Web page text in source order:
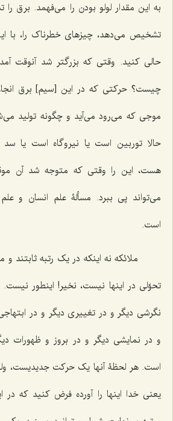
به این مقدار لولو بودن را می‌فهمد. برق
تشخیص می‌دهد، چیزهای خطرناک را، با
حالی کنید. وقتی که بزرگتر شد آنوقت
چیست؟ حرکتی که در این [سیم] برق
موجی که می‌رود می‌آید و چگونه تولید
حالا توربین است یا نیروگاه است
هست، این را وقتی که متوجه شد آن
می‌تواند پی ببرد. مسألۀ علم انسان و
است.
ملائکه نه اینکه در یک رتبه ثابتند
تحوّلی در اینها نیست، نخیر! اینطور نیست.
نگرشی دیگر و در تغییری دیگر و در
و در نمایشی دیگر و در بروز و ظهورات
است. هر لحظۀ آنها یک حرکت جدیدیست،
یعنی خدا اینها را آورده فرض کنید که در